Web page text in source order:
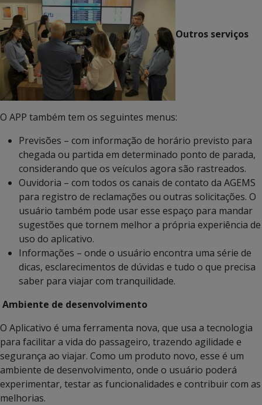
Outros serviços
O APP também tem os seguintes menus:
Previsões – com informação de horário previsto para
chegada ou partida em determinado ponto de parada,
considerando que os veículos agora são rastreados.
Ouvidoria – com todos os canais de contato da AGEMS
para registro de reclamações ou outras solicitações. O
usuário também pode usar esse espaço para mandar
sugestões que tornem melhor a própria experiência de
uso do aplicativo.
Informações – onde o usuário encontra uma série de
dicas, esclarecimentos de dúvidas e tudo o que precisa
saber para viajar com tranquilidade.
Ambiente de desenvolvimento
O Aplicativo é uma ferramenta nova, que usa a tecnologia
para facilitar a vida do passageiro, trazendo agilidade e
segurança ao viajar. Como um produto novo, esse é um
ambiente de desenvolvimento, onde o usuário poderá
experimentar, testar as funcionalidades e contribuir com as
melhorias.